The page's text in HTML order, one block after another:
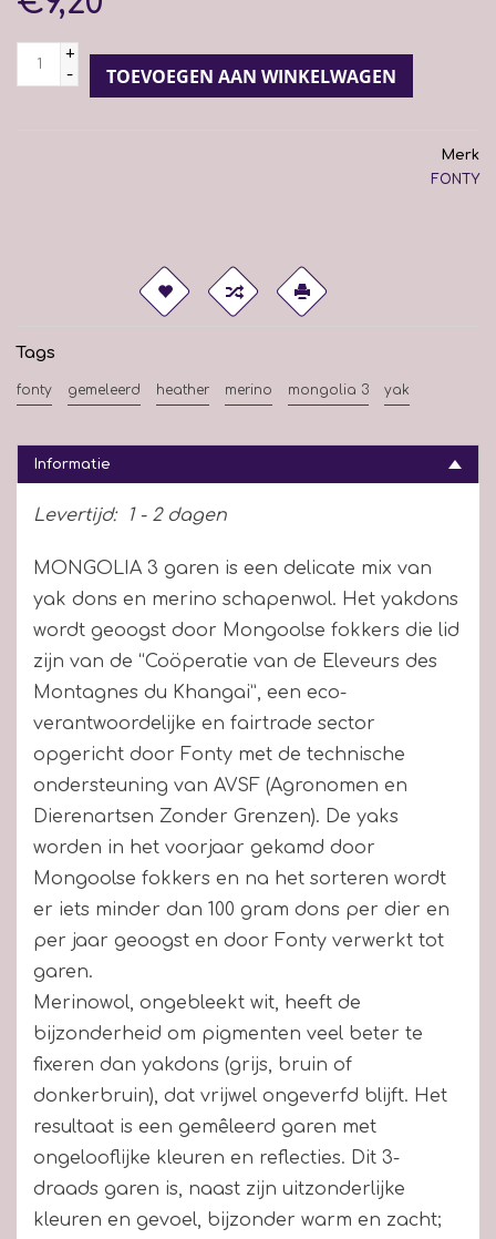
+
-
TOEVOEGEN AAN WINKELWAGEN
Merk
FONTY
Tags
fonty gemeleerd heather merino mongolia 3 yak
Informatie
Levertijd: 1 - 2 dagen
MONGOLIA 3 garen is een delicate mix van
yak dons en merino schapenwol. Het yakdons
wordt geoogst door Mongoolse fokkers die lid
zijn van de “Coöperatie van de Eleveurs des
Montagnes du Khangai”, een eco-
verantwoordelijke en fairtrade sector
opgericht door Fonty met de technische
ondersteuning van AVSF (Agronomen en
Dierenartsen Zonder Grenzen). De yaks
worden in het voorjaar gekamd door
Mongoolse fokkers en na het sorteren wordt
er iets minder dan 100 gram dons per dier en
per jaar geoogst en door Fonty verwerkt tot
garen.
Merinowol, ongebleekt wit, heeft de
bijzonderheid om pigmenten veel beter te
fixeren dan yakdons (grijs, bruin of
donkerbruin), dat vrijwel ongeverfd blijft. Het
resultaat is een gemêleerd garen met
ongelooflijke kleuren en reflecties. Dit 3-
draads garen is, naast zijn uitzonderlijke
kleuren en gevoel, bijzonder warm en zacht;